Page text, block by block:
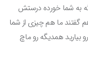
به شما خورده درستش
گفتند ما هم چیزی از شما
بیارید همدیگه رو ماچ